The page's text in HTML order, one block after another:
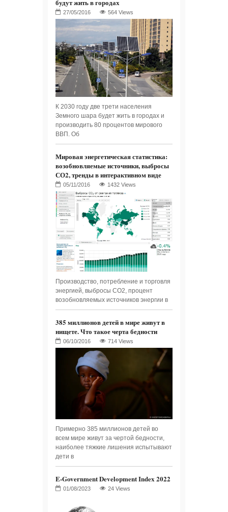
будут жить в городах
564 Views
К 2030 году две трети населения
Земного шара будет жить в городах и
производить 80 процентов мирового
ВВП. Об
Мировая энергетическая статистика:
возобновляемые источники, выбросы
СО2, тренды в интерактивном виде
1432 Views
Производство, потребление и торговля
энергией, выбросы СО2, процент
возобновляемых источников энергии в
385 миллионов детей в мире живут в
нищете. Что такое черта бедности
714 Views
Примерно 385 миллионов детей во
всем мире живут за чертой бедности,
наиболее тяжкие лишения испытывают
дети в
E-Government Development Index 2022
24 Views